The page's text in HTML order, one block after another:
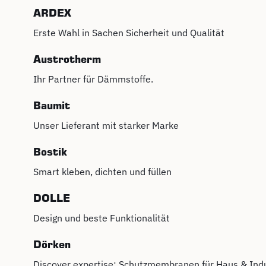
ARDEX
Erste Wahl in Sachen Sicherheit und Qualität
Austrotherm
Ihr Partner für Dämmstoffe.
Baumit
Unser Lieferant mit starker Marke
Bostik
Smart kleben, dichten und füllen
DOLLE
Design und beste Funktionalität
Dörken